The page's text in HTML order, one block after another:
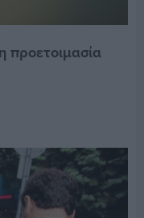
προετοιμασία